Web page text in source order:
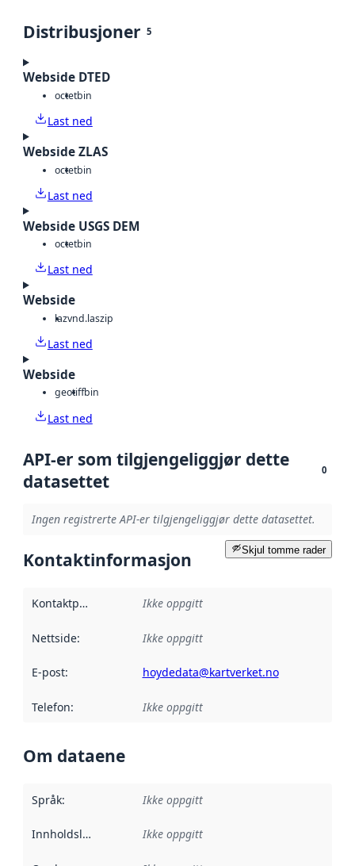
Distribusjoner 5
Webside DTED
octetbin
Last ned
Webside ZLAS
octetbin
Last ned
Webside USGS DEM
octetbin
Last ned
Webside
lazvnd.laszip
Last ned
Webside
geotiffbin
Last ned
API-er som tilgjengeliggjør dette
datasettet
0
Ingen registrerte API-er tilgjengeliggjør dette datasettet.
Skjul tomme rader
Kontaktinformasjon
Kontaktpunkt Ikke oppgitt
Nettside: Ikke oppgitt
E-post: hoydedata@kartverket.no
Telefon: Ikke oppgitt
Om dataene
Språk: Ikke oppgitt
Innholdsleverandører :
Ikke oppgitt